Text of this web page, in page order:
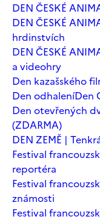
DEN ČESKÉ
DEN ČESKÉ
hrdinstvích
DEN ČESKÉ
a videohry
Den kazašského
Den odhaleníDen
Den otevřených
(ZDARMA)
DEN ZEMĚ |
Festival
reportéra
Festival
známosti
Festival